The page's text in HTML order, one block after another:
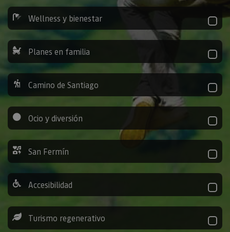
Wellness y bienestar
Planes en familia
Camino de Santiago
Ocio y diversión
San Fermín
Accesibilidad
Turismo regenerativo